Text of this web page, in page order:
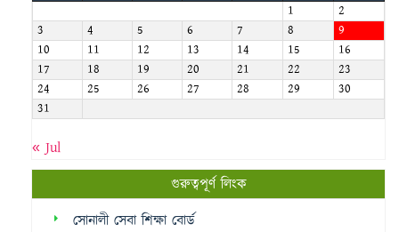
1
2
3
4 5 6 7 8
9
10
11 12 13 14 15
16
17
18 19 20 21 22
23
24
25 26 27 28 29
30
31
« Jul
গুরুত্বপূর্ণ লিংক
সোনালী সেবা শিক্ষা বোর্ড